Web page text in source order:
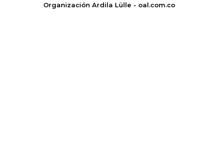
Organización Ardila Lülle - oal.com.co